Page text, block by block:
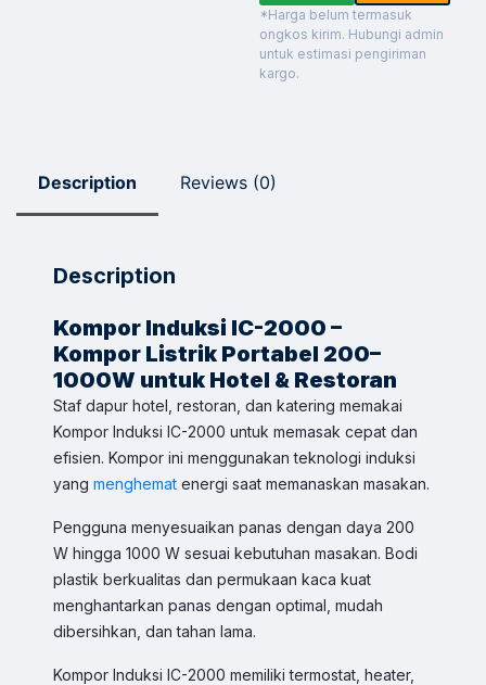
*Harga belum termasuk
ongkos kirim. Hubungi admin
untuk estimasi pengiriman
kargo.
Description Reviews (0)
Description
Kompor Induksi IC-2000 –
Kompor Listrik Portabel 200–
1000W untuk Hotel & Restoran
Staf dapur hotel, restoran, dan katering memakai
Kompor Induksi IC-2000 untuk memasak cepat dan
efisien. Kompor ini menggunakan teknologi induksi
yang menghemat energi saat memanaskan masakan.
Pengguna menyesuaikan panas dengan daya 200
W hingga 1000 W sesuai kebutuhan masakan. Bodi
plastik berkualitas dan permukaan kaca kuat
menghantarkan panas dengan optimal, mudah
dibersihkan, dan tahan lama.
Kompor Induksi IC-2000 memiliki termostat, heater,
Sales & Support
Pilih Kontak WhatsApp
Respon cepat untuk order, info produk, dan bantuan.
Hilmi
Jam Operasional 08.00–17.00
Chat WA
Sales
Dyah
Jam Operasional 08.00–17.00